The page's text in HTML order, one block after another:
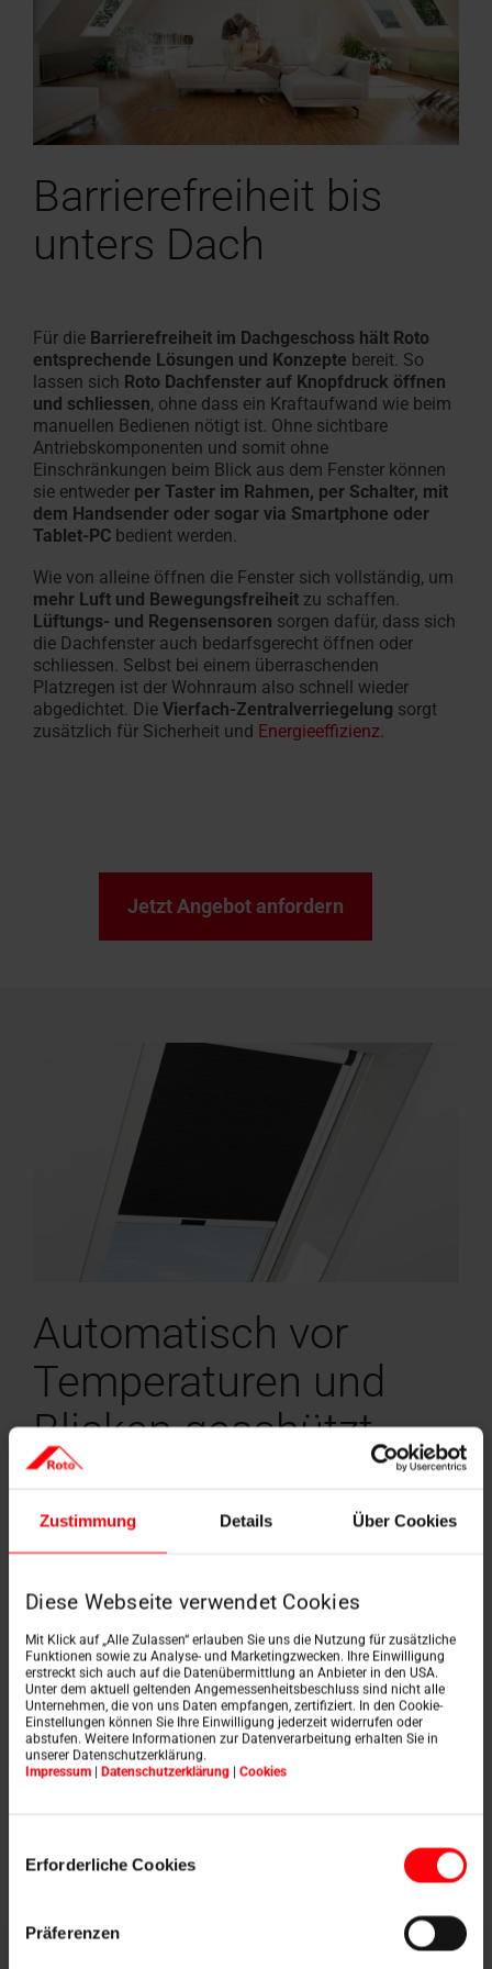
Zustimmung Details Über Cookies
Diese Webseite verwendet Cookies
Mit Klick auf „Alle Zulassen“ erlauben Sie uns die Nutzung für zusätzliche
Funktionen sowie zu Analyse- und Marketingzwecken. Ihre Einwilligung
erstreckt sich auch auf die Datenübermittlung an Anbieter in den USA.
Unter dem aktuell geltenden Angemessenheitsbeschluss sind nicht alle
Unternehmen, die von uns Daten empfangen, zertifiziert. In den Cookie-
Einstellungen können Sie Ihre Einwilligung jederzeit widerrufen oder
abstufen. Weitere Informationen zur Datenverarbeitung erhalten Sie in
unserer Datenschutzerklärung.
Impressum | Datenschutzerklärung | Cookies
Erforderliche Cookies
Präferenzen
Barrierefreiheit bis
unters Dach
Für die Barrierefreiheit im Dachgeschoss hält Roto
entsprechende Lösungen und Konzepte bereit. So
lassen sich Roto Dachfenster auf Knopfdruck öffnen
und schliessen, ohne dass ein Kraftaufwand wie beim
manuellen Bedienen nötigt ist. Ohne sichtbare
Antriebskomponenten und somit ohne
Einschränkungen beim Blick aus dem Fenster können
sie entweder per Taster im Rahmen, per Schalter, mit
dem Handsender oder sogar via Smartphone oder
Tablet-PC bedient werden.
Wie von alleine öffnen die Fenster sich vollständig, um
mehr Luft und Bewegungsfreiheit zu schaffen.
Lüftungs- und Regensensoren sorgen dafür, dass sich
die Dachfenster auch bedarfsgerecht öffnen oder
schliessen. Selbst bei einem überraschenden
Platzregen ist der Wohnraum also schnell wieder
abgedichtet. Die Vierfach-Zentralverriegelung sorgt
zusätzlich für Sicherheit und Energieeffizienz.
Jetzt Angebot anfordern
Automatisch vor
Temperaturen und
Blicken geschützt
Das barrierefreie und barrierearme Wohnen wird zudem
schützen zuverlässig vor
Sonne und Hitze ebenso wie
vor Kälteund werden wahlweiseelektrisch, per Funk
oder per Solarbetrieben undper Handsender oder
Schalterbedient.
Bei Bedarf lassen sie sich auch so programmieren,
dass sie zum Beispielbei Sonnenuntergang oder bei
Erreichen bestimmter Temperaturen automatisch
schliessen. Wer Räume zudem abdunkeln und vor
unerwünschten Blicken schützen möchte, setzt darüber